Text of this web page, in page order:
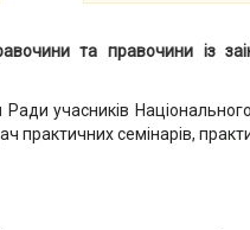
та правочини із
учасників
практичних семінарів,